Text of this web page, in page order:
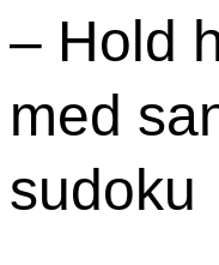
– Hold
med
sudoku